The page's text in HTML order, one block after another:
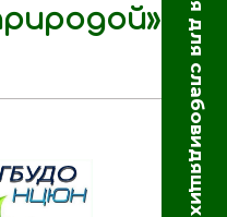
Версия для слабовидящих